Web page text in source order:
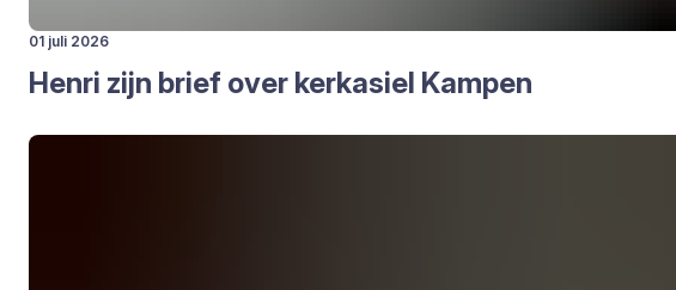
01 juli 2026
Hen­ri zijn brief over kerk­asiel Kam­pen